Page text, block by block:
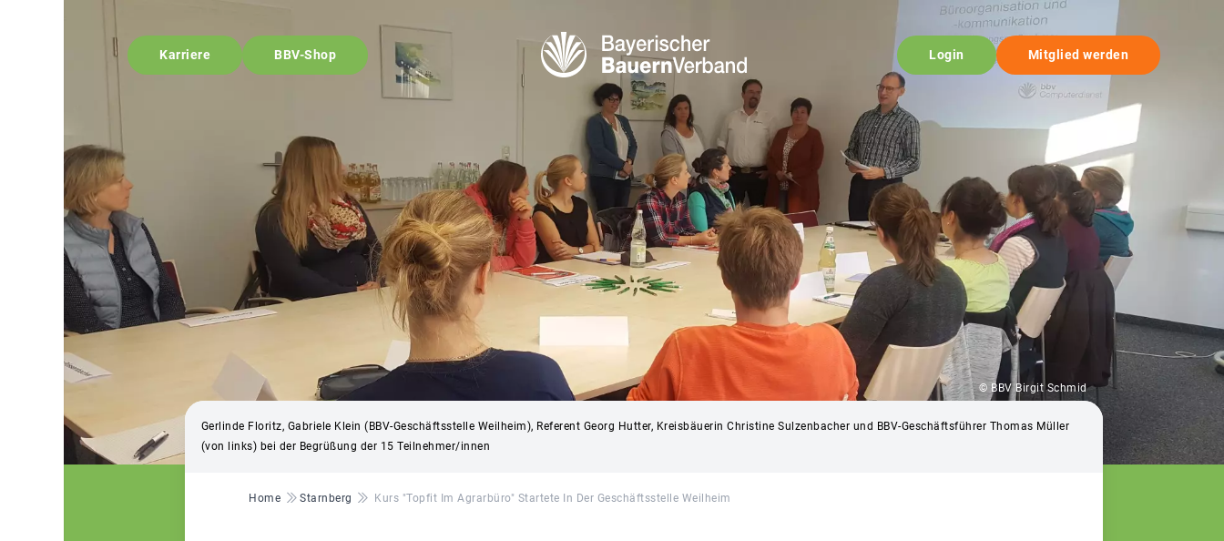
Karriere BBV-Shop Login Mitglied werden
© BBV Birgit Schmid
Gerlinde Floritz, Gabriele Klein (BBV-Geschäftsstelle Weilheim), Referent Georg Hutter, Kreisbäuerin Christine Sulzenbacher und BBV-Geschäftsführer Thomas Müller
(von links) bei der Begrüßung der 15 Teilnehmer/innen
Pfadnavigation
Home Starnberg Kurs "Topfit Im Agrarbüro" Startete In Der Geschäftsstelle Weilheim